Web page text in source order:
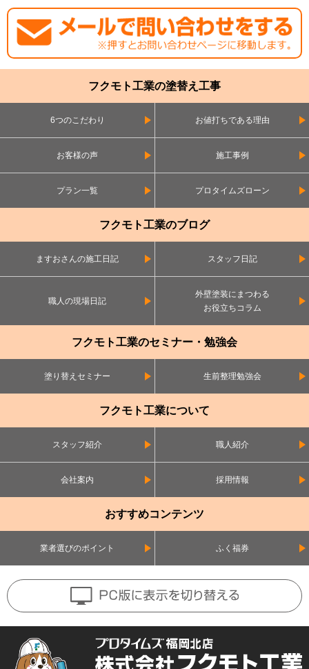
フクモト工業の塗替え工事
6つのこだわり お値打ちである理由
お客様の声 施工事例
プラン一覧 プロタイムズローン
フクモト工業のブログ
ますおさんの施工日記 スタッフ日記
職人の現場日記
外壁塗装にまつわる
お役立ちコラム
フクモト工業のセミナー・勉強会
塗り替えセミナー 生前整理勉強会
フクモト工業について
スタッフ紹介 職人紹介
会社案内 採用情報
おすすめコンテンツ
業者選びのポイント ふく福券